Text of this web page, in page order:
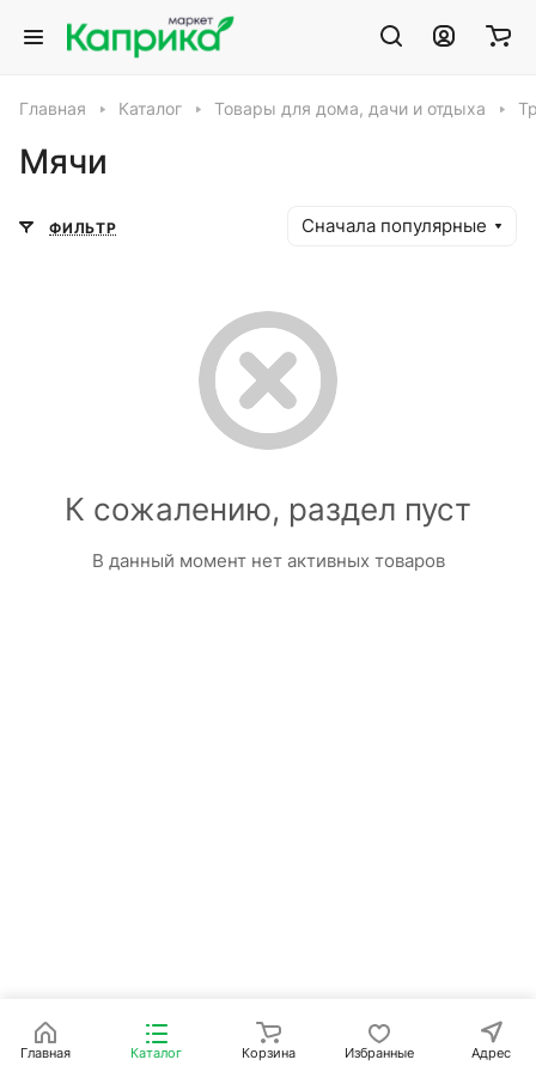
Главная Каталог Товары для дома, дачи и отдыха
Мячи
ФИЛЬТР Сначала популярные
К сожалению, раздел пуст
В данный момент нет активных товаров
Главная Каталог Корзина Избранные Адрес